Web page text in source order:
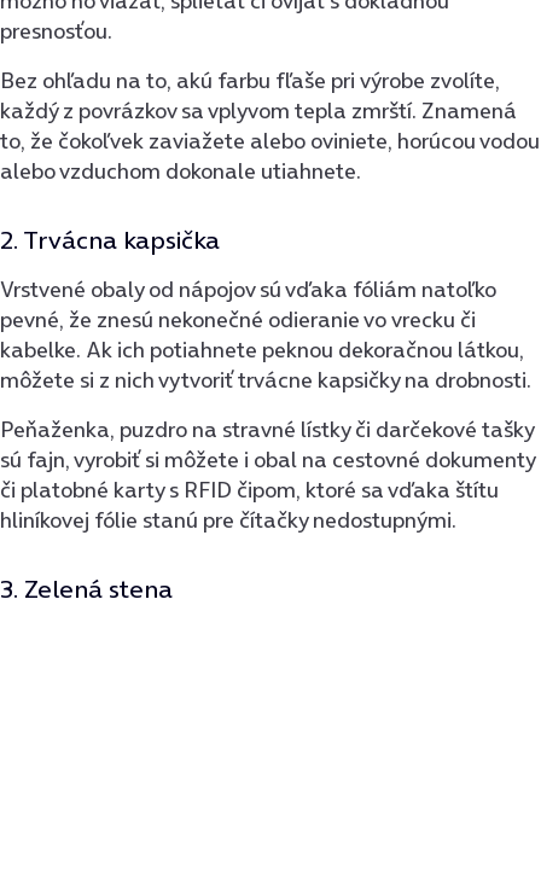
presnosťou.
Bez ohľadu na to, akú farbu fľaše pri výrobe zvolíte,
každý z povrázkov sa vplyvom tepla zmrští. Znamená
to, že čokoľvek zaviažete alebo oviniete, horúcou vodou
alebo vzduchom dokonale utiahnete.
2. Trvácna kapsička
Vrstvené obaly od nápojov sú vďaka fóliám natoľko
pevné, že znesú nekonečné odieranie vo vrecku či
kabelke. Ak ich potiahnete peknou dekoračnou látkou,
môžete si z nich vytvoriť trvácne kapsičky na drobnosti.
Peňaženka, puzdro na stravné lístky či darčekové tašky
sú fajn, vyrobiť si môžete i obal na cestovné dokumenty
či platobné karty s RFID čipom, ktoré sa vďaka štítu
hliníkovej fólie stanú pre čítačky nedostupnými.
3. Zelená stena